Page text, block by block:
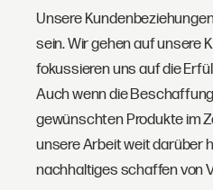
Unsere
sein. Wir gehen auf unsere
fokussieren uns auf die
Auch wenn die
gewünschten Produkte im
unsere Arbeit weit darüber
nachhaltiges schaffen von